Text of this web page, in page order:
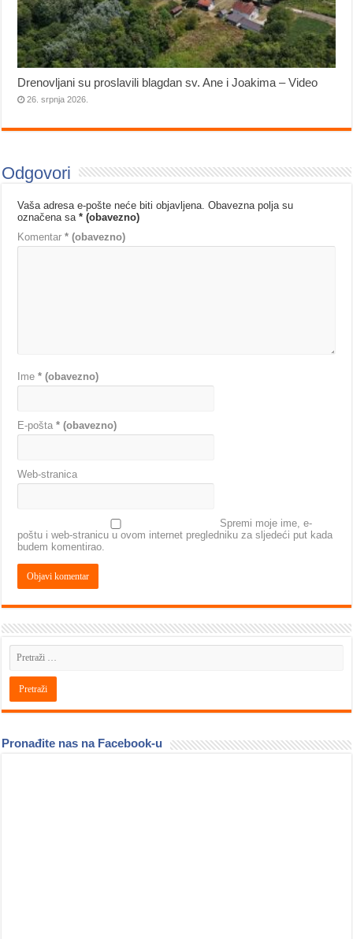
Drenovljani su proslavili blagdan sv. Ane i Joakima – Video
26. srpnja 2026.
Odgovori
Vaša adresa e-pošte neće biti objavljena. Obavezna polja su
označena sa* (obavezno)
Komentar* (obavezno)
Ime* (obavezno)
E-pošta* (obavezno)
Web-stranica
Spremi moje ime, e-
poštu i web-stranicu u ovom internet pregledniku za sljedeći put kada
budem komentirao.
Pronađite nas na Facebook-u